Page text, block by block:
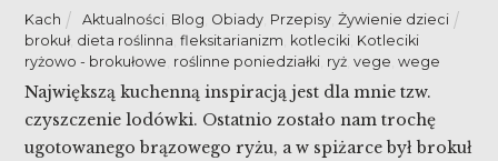
Kach Aktualności Blog Obiady Przepisy ,Żywienie dzieci
brokuł, dieta roślinna ,fleksitarianizm kotleciki Kotleciki
ryżowo - brokułowe roślinne poniedziałki ryż ,vege ,wege
Największą kuchenną inspiracją jest dla mnie tzw.
czyszczenie lodówki. Ostatnio zostało nam trochę
ugotowanego brązowego ryżu, a w spiżarce był brokuł